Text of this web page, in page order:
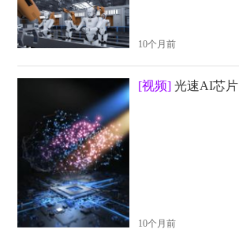
10个月前
[视频]光速AI芯片
10个月前